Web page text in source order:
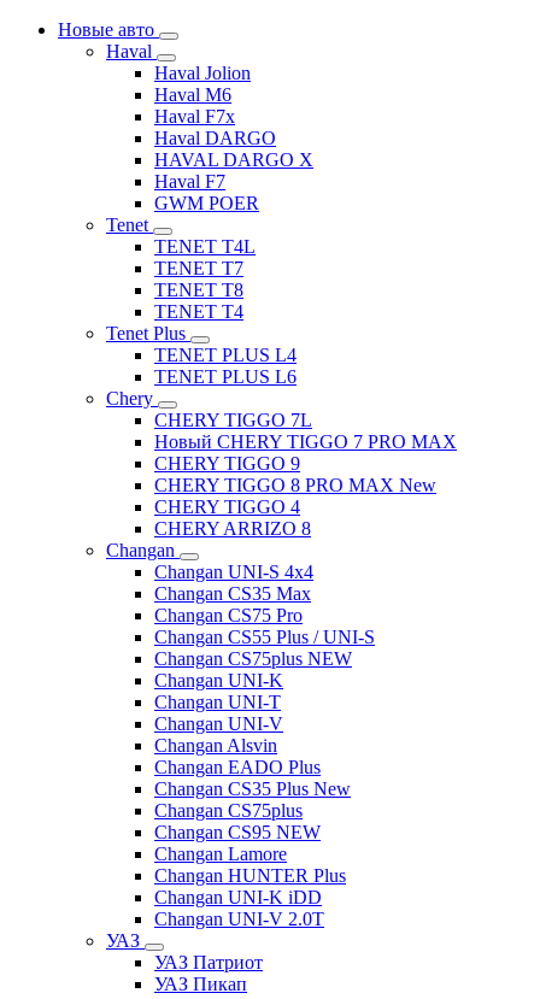
Новые авто
Haval
Haval Jolion
Haval M6
Haval F7x
Haval DARGO
HAVAL DARGO Х
Haval F7
GWM POER
Tenet
TENET T4L
TENET T7
TENET T8
TENET T4
Tenet Plus
TENET PLUS L4
TENET PLUS L6
Chery
CHERY TIGGO 7L
Новый CHERY TIGGO 7 PRO MAX
CHERY TIGGO 9
CHERY TIGGO 8 PRO MAX New
CHERY TIGGO 4
CHERY ARRIZO 8
Changan
Changan UNI-S 4x4
Changan CS35 Max
Changan CS75 Pro
Changan CS55 Plus / UNI-S
Changan CS75plus NEW
Changan UNI-K
Changan UNI-T
Changan UNI-V
Changan Alsvin
Changan EADO Plus
Changan CS35 Plus New
Changan CS75plus
Changan CS95 NEW
Changan Lamore
Changan HUNTER Plus
Changan UNI-K iDD
Changan UNI-V 2.0T
УАЗ
УАЗ Патриот
УАЗ Пикап